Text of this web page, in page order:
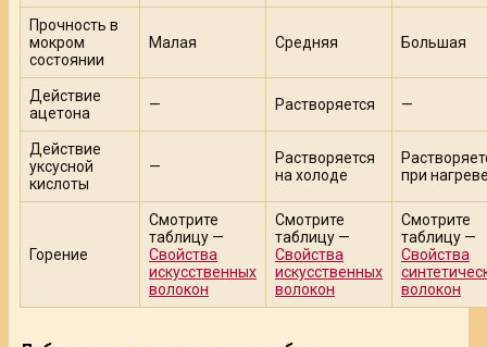
Прочность в
мокром
состоянии
Малая Средняя Большая
Действие
ацетона
— Растворяется —
Действие
уксусной
кислоты
—
Растворяется
на холоде
при
Горение
Смотрите
таблицу —
Свойства
искусственных
волокон
Смотрите
таблицу —
Свойства
искусственных
волокон
Смотрите
таблицу —
Свойства
волокон